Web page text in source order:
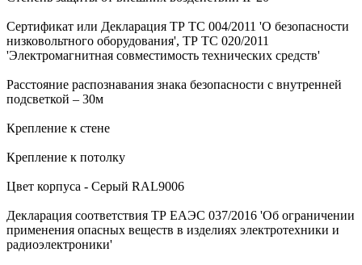
Сертификат или Декларация ТР ТС 004/2011 'О безопасности
низковольтного оборудования', ТР ТС 020/2011
'Электромагнитная совместимость технических средств'
Расстояние распознавания знака безопасности с внутренней
подсветкой – 30м
Крепление к стене
Крепление к потолку
Цвет корпуса - Серый RAL9006
Декларация соответствия ТР ЕАЭС 037/2016 'Об ограничении
применения опасных веществ в изделиях электротехники и
радиоэлектроники'